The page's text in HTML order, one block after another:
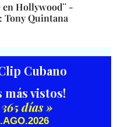
en Hollywood¨ -
Tony Quintana
Cubano
más vistos!
días »